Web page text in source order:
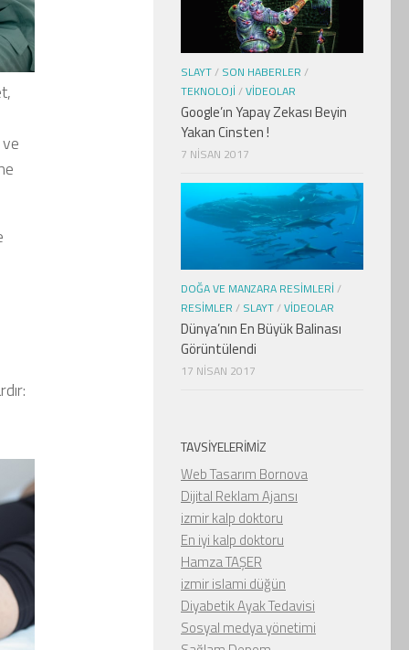
SLAYT/ SON HABERLER /
TEKNOLOJI /VIDEOLAR
Google’ın Yapay Zekası Beyin
Yakan Cinsten !
7 NISAN 2017
DOĞA VE MANZARA RESIMLERI /
RESIMLER / SLAYT/VIDEOLAR
Dünya’nın En Büyük Balinası
Görüntülendi
17 NISAN 2017
TAVSIYELERIMIZ
Web Tasarım Bornova
Dijital Reklam Ajansı
izmir kalp doktoru
En iyi kalp doktoru
Hamza TAŞER
izmir islami düğün
Diyabetik Ayak Tedavisi
Sosyal medya yönetimi